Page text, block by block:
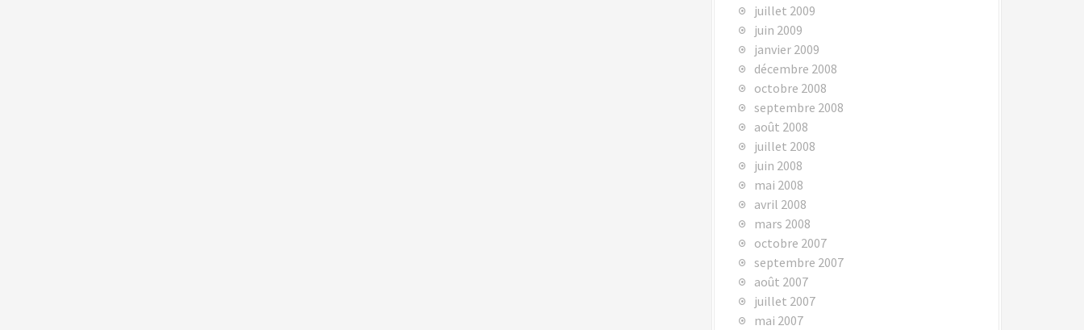
juillet 2009
juin 2009
janvier 2009
décembre 2008
octobre 2008
septembre 2008
août 2008
juillet 2008
juin 2008
mai 2008
avril 2008
mars 2008
octobre 2007
septembre 2007
août 2007
juillet 2007
mai 2007